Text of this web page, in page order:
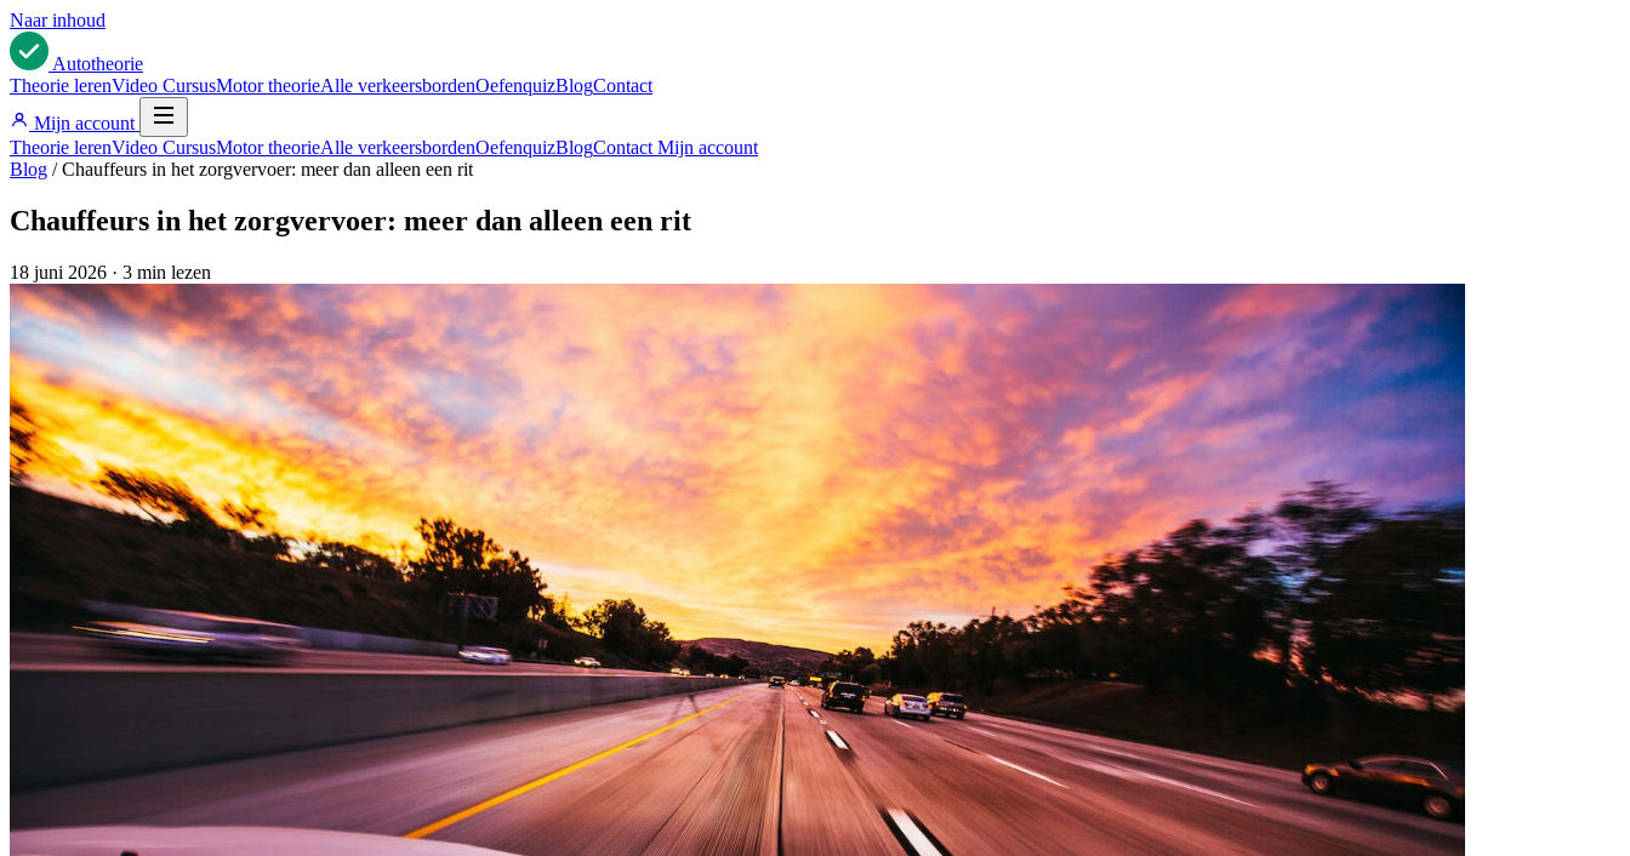
Naar inhoud
Autotheorie
Theorie lerenVideo CursusMotor theorieAlle verkeersbordenOefenquizBlogContact
Mijn account
Theorie lerenVideo CursusMotor theorieAlle verkeersbordenOefenquizBlogContact Mijn account
Blog / Chauffeurs in het zorgvervoer: meer dan alleen een rit
Chauffeurs in het zorgvervoer: meer dan alleen een rit
18 juni 2026 · 3 min lezen